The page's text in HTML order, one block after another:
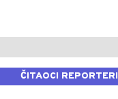
ČITAOCI REPORTERI